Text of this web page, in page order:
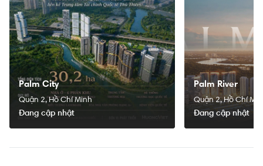
Palm City
Quận 2, Hồ Chí Minh
Đang cập nhật
Palm River
Quận 2, Hồ Chí
Đang cập nhật